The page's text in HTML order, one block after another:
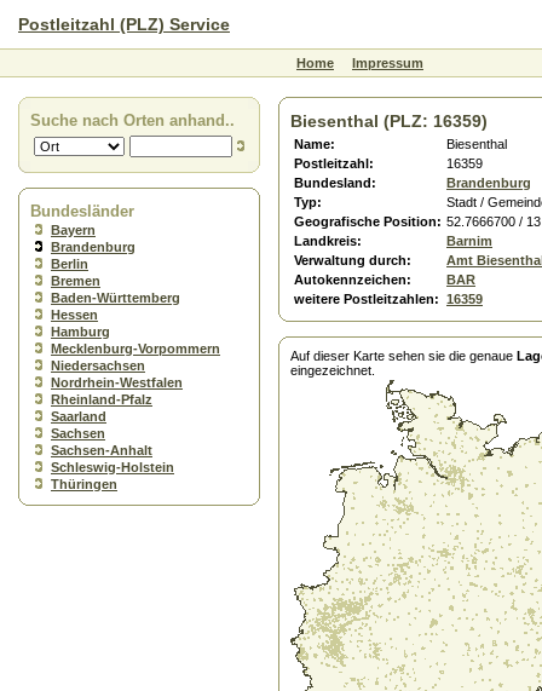
Postleitzahl (PLZ) Service
Home Impressum
Suche nach Orten anhand..
Bundesländer
Bayern
Brandenburg
Berlin
Bremen
Baden-Württemberg
Hessen
Hamburg
Mecklenburg-Vorpommern
Niedersachsen
Nordrhein-Westfalen
Rheinland-Pfalz
Saarland
Sachsen
Sachsen-Anhalt
Schleswig-Holstein
Thüringen
Biesenthal (PLZ: 16359)
Name:
Biesenthal
Postleitzahl:
16359
Bundesland:
Brandenburg
Typ:
Stadt /
Geografische Position: 52.7666700 /
Landkreis:
Barnim
Verwaltung durch:
Amt
Autokennzeichen:
BAR
weitere Postleitzahlen: 16359
Auf dieser Karte sehen sie die genaue
eingezeichnet.